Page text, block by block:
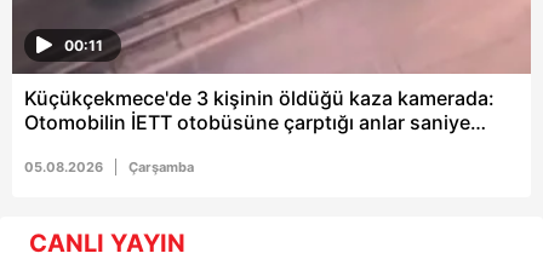
00:11
Küçükçekmece'de 3 kişinin öldüğü kaza kamerada:
Otomobilin İETT otobüsüne çarptığı anlar saniye
05.08.2026 Çarşamba
CANLI YAYIN